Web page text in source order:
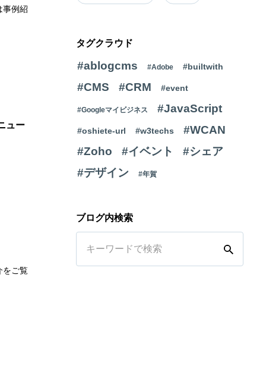
事例紹
ュー
をご覧
タグクラウド
#ablogcms #Adobe #builtwith
#CMS #CRM #event
#Googleマイビジネス #JavaScript
#oshiete-url #w3techs
#WCAN
#Zoho
#イベント
#シェア
#デザイン
#年賀
ブログ内検索